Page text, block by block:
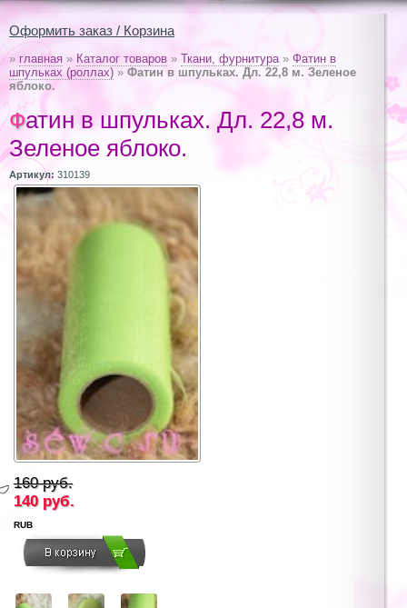
Оформить заказ / Корзина
» главная » Каталог товаров » Ткани, фурнитура» Фатин в
шпульках (роллах) » Фатин в шпульках. Дл. 22,8 м. Зеленое
яблоко.
Фатин в шпульках. Дл. 22,8 м.
Зеленое яблоко.
Артикул: 310139
160 руб.
140 руб.
RUB